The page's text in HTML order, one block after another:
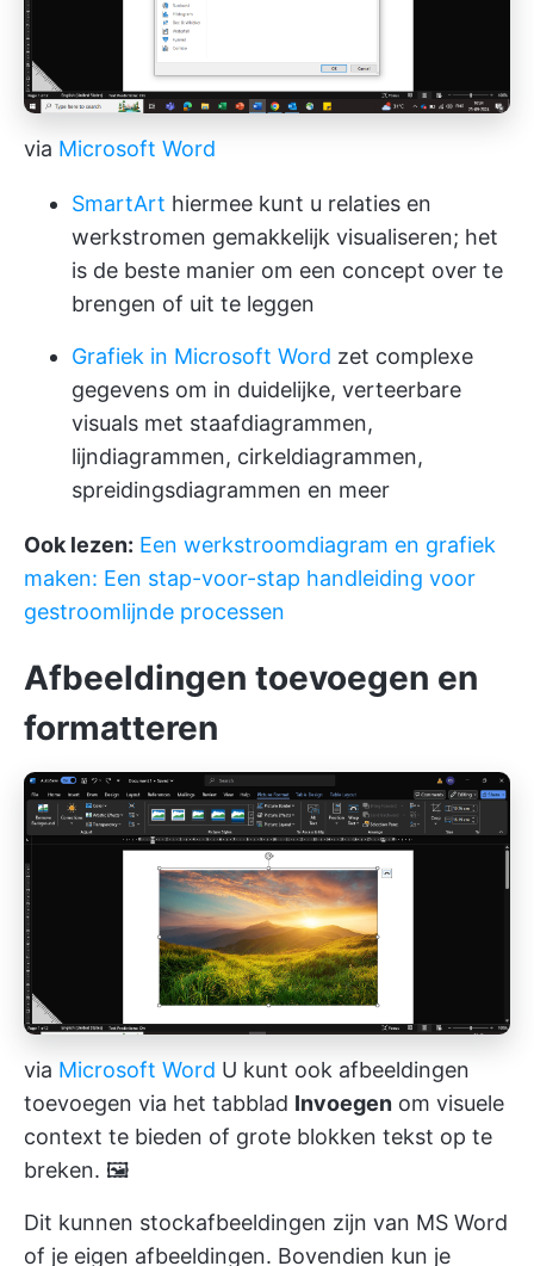
via Microsoft Word
SmartArt hiermee kunt u relaties en
werkstromen gemakkelijk visualiseren; het
is de beste manier om een concept over te
brengen of uit te leggen
Grafiek in Microsoft Word zet complexe
gegevens om in duidelijke, verteerbare
visuals met staafdiagrammen,
lijndiagrammen, cirkeldiagrammen,
spreidingsdiagrammen en meer
Ook lezen: Een werkstroomdiagram en grafiek
maken: Een stap-voor-stap handleiding voor
gestroomlijnde processen
Afbeeldingen toevoegen en
formatteren
via Microsoft Word U kunt ook afbeeldingen
toevoegen via het tabblad Invoegen om visuele
context te bieden of grote blokken tekst op te
breken. 🖼️
Dit kunnen stockafbeeldingen zijn van MS Word
of je eigen afbeeldingen. Bovendien kun je